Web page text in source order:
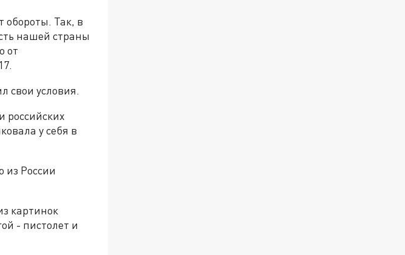
обороты. Так, в
нашей страны
от
свои условия.
российских
у себя в
из России
картинок
- пистолет и